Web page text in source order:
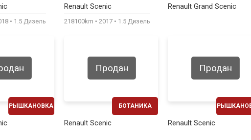
1.5 Дизель
Renault Scenic
218100km 2017 1.5 Дизель
310€
Renault Grand Scenic
РЫШКАНОВКА БОТАНИКА
Продан
Renault Scenic
Продан
Renault Scenic